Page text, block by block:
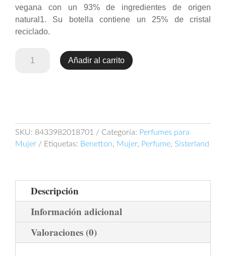
vegana con un 93% de ingredientes de origen
natural1. Su botella contiene un 25% de cristal
reciclado.
Sisterland
cantidad
Añadir al carrito
SKU: 8433982018701 Categoría: Perfumes para
Mujer
Etiquetas: Benetton, Mujer, Perfume, Sisterland
Descripción
Información adicional
Valoraciones (0)